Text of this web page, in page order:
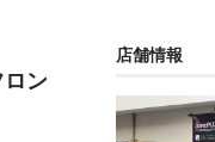
ン
店舗情報